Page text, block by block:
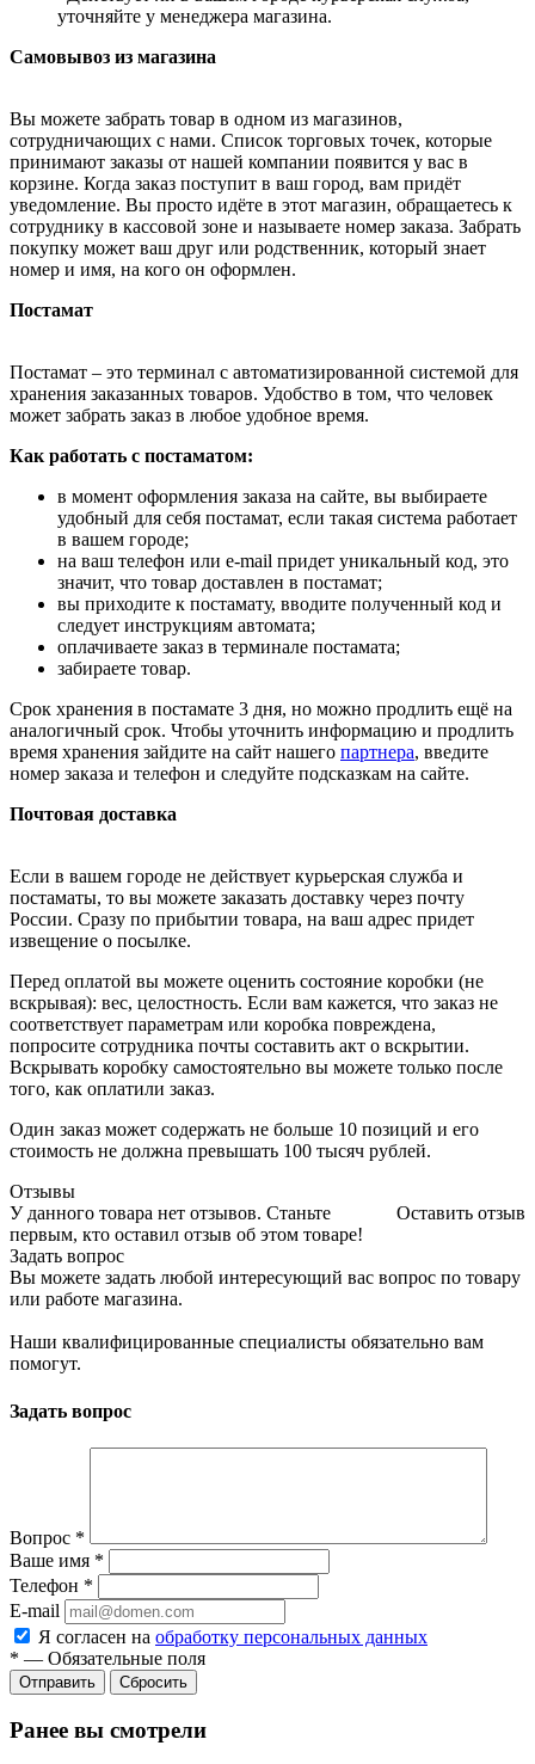
уточняйте у менеджера магазина.
Самовывоз из магазина
Вы можете забрать товар в одном из магазинов,
сотрудничающих с нами. Список торговых точек, которые
принимают заказы от нашей компании появится у вас в
корзине. Когда заказ поступит в ваш город, вам придёт
уведомление. Вы просто идёте в этот магазин, обращаетесь к
сотруднику в кассовой зоне и называете номер заказа. Забрать
покупку может ваш друг или родственник, который знает
номер и имя, на кого он оформлен.
Постамат
Постамат – это терминал с автоматизированной системой для
хранения заказанных товаров. Удобство в том, что человек
может забрать заказ в любое удобное время.
Как работать с постаматом:
в момент оформления заказа на сайте, вы выбираете
удобный для себя постамат, если такая система работает
в вашем городе;
на ваш телефон или e-mail придет уникальный код, это
значит, что товар доставлен в постамат;
вы приходите к постамату, вводите полученный код и
следует инструкциям автомата;
оплачиваете заказ в терминале постамата;
забираете товар.
Срок хранения в постамате 3 дня, но можно продлить ещё на
аналогичный срок. Чтобы уточнить информацию и продлить
время хранения зайдите на сайт нашего партнера, введите
номер заказа и телефон и следуйте подсказкам на сайте.
Почтовая доставка
Если в вашем городе не действует курьерская служба и
постаматы, то вы можете заказать доставку через почту
России. Сразу по прибытии товара, на ваш адрес придет
извещение о посылке.
Перед оплатой вы можете оценить состояние коробки (не
вскрывая): вес, целостность. Если вам кажется, что заказ не
соответствует параметрам или коробка повреждена,
попросите сотрудника почты составить акт о вскрытии.
Вскрывать коробку самостоятельно вы можете только после
того, как оплатили заказ.
Один заказ может содержать не больше 10 позиций и его
стоимость не должна превышать 100 тысяч рублей.
Отзывы
Оставить отзыв
У данного товара нет отзывов. Станьте
первым, кто оставил отзыв об этом товаре!
Задать вопрос
Вы можете задать любой интересующий вас вопрос по товару
или работе магазина.
Наши квалифицированные специалисты обязательно вам
помогут.
Задать вопрос
Вопрос *
Ваше имя *
Телефон *
E-mail
Я согласен на обработку персональных данных
* — Обязательные поля
Отправить Сбросить
Ранее вы смотрели